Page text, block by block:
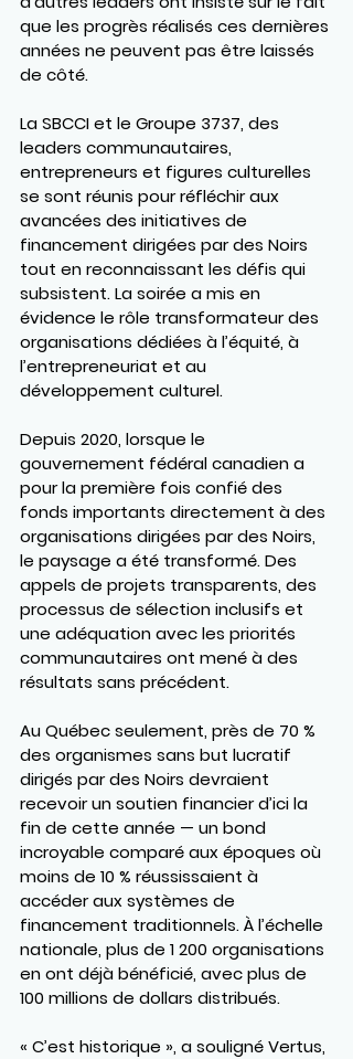
que les progrès réalisés ces dernières
années ne peuvent pas être laissés
de côté.
La SBCCI et le Groupe 3737, des
leaders communautaires,
entrepreneurs et figures culturelles
se sont réunis pour réfléchir aux
avancées des initiatives de
financement dirigées par des Noirs
tout en reconnaissant les défis qui
subsistent. La soirée a mis en
évidence le rôle transformateur des
organisations dédiées à l’équité, à
l’entrepreneuriat et au
développement culturel.
Depuis 2020, lorsque le
gouvernement fédéral canadien a
pour la première fois confié des
fonds importants directement à des
organisations dirigées par des Noirs,
le paysage a été transformé. Des
appels de projets transparents, des
processus de sélection inclusifs et
une adéquation avec les priorités
communautaires ont mené à des
résultats sans précédent.
Au Québec seulement, près de 70 %
des organismes sans but lucratif
dirigés par des Noirs devraient
recevoir un soutien financier d’ici la
fin de cette année — un bond
incroyable comparé aux époques où
moins de 10 % réussissaient à
accéder aux systèmes de
financement traditionnels. À l’échelle
nationale, plus de 1 200 organisations
en ont déjà bénéficié, avec plus de
100 millions de dollars distribués.
« C’est historique », a souligné Vertus,